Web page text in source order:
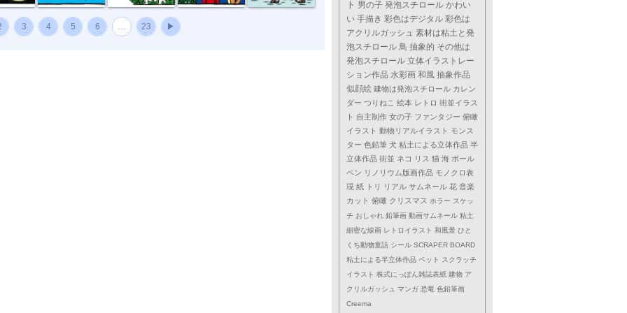
3 4 5 6 … 23 ▶
ト 男の子 発泡スチロール かわい
い 手描き 彩色はデジタル 彩色は
アクリルガッシュ 素材は粘土と発
泡スチロール 鳥 抽象的 その他は
発泡スチロール 立体イラストレー
ション作品 水彩画 和風 抽象作品
似顔絵 建物は発泡スチロール カレン
ダー つりねこ 絵本 レトロ 街並イラス
ト 自主制作 女の子 ファンタジー 俯瞰
イラスト 動物リアルイラスト モンス
ター 色鉛筆 犬 粘土による立体作品 半
立体作品 街並 ネコ リス 猫 海 ボール
ペン リノリウム版画作品 モノクロ表
現 紙 トリ リアル サムネール 花 音楽
カット 俯瞰 クリスマス ホラー スケッ
チ おしゃれ 鉛筆画 動画サムネール 粘土
細密な線画 レトロイラスト 和風景 ひと
くち動物童話 シール SCRAPER BOARD
粘土による半立体作品 ペット
スクラッチ
イラスト 株式にっぽん雑誌表紙 建物 ア
クリルガッシュ
マンガ 恐竜 色鉛筆画
Creema